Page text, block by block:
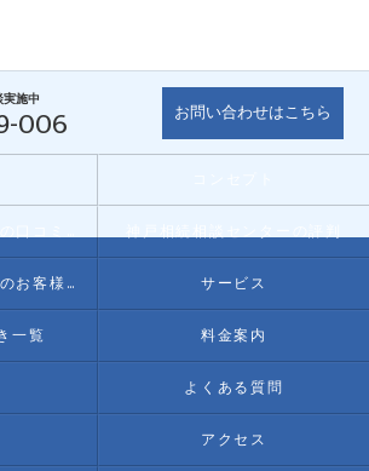
施中
006 お問い合わせはこちら
神戸相続相談センターの口コミ情報 神戸相続相談センターの評判
神戸相続相談センターのお客様の声 サービス
一覧 料金案内
よくある質問
アクセス